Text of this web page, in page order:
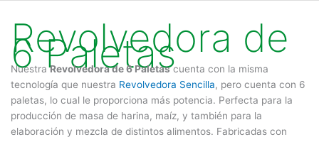
Revolvedora de
6 Paletas
NuestraRevolvedora de 6 Paletascuenta con la misma
tecnología que nuestra Revolvedora Sencilla, pero cuenta con 6
paletas, lo cual le proporciona más potencia. Perfecta para la
producción de masa de harina, maíz, y también para la
elaboración y mezcla de distintos alimentos. Fabricadas con